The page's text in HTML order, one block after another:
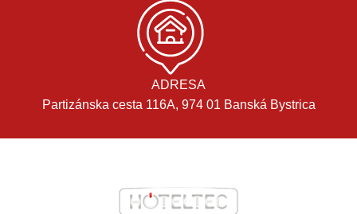
ADRESA
Partizánska cesta 116A, 974 01 Banská Bystrica